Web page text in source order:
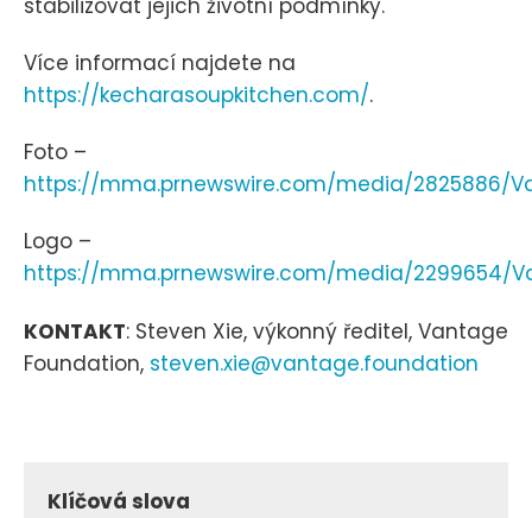
Více informací najdete na
https://kecharasoupkitchen.com/.
Foto –
https://mma.prnewswire.com/media/2825886/
Logo –
https://mma.prnewswire.com/media/2299654/
KONTAKT: Steven Xie, výkonný ředitel, Vantage
Foundation, steven.xie@vantage.foundation
Klíčová slova